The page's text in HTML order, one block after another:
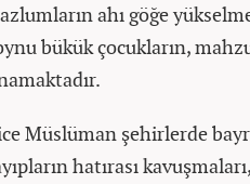
ahı göğe
bükük çocukların,
Müslüman şehirlerde
hatırası